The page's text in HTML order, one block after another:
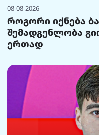
08-08-2026
როგორი იქნება
შემადგენლობა
ერთად